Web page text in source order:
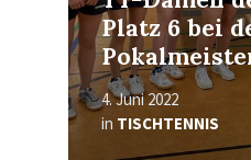
Platz 6 bei
4. Juni 2022
in TISCHTENNIS